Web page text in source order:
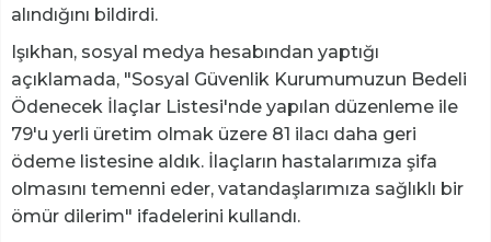
alındığını bildirdi.
Işıkhan, sosyal medya hesabından yaptığı
açıklamada, "Sosyal Güvenlik Kurumumuzun Bedeli
Ödenecek İlaçlar Listesi'nde yapılan düzenleme ile
79'u yerli üretim olmak üzere 81 ilacı daha geri
ödeme listesine aldık. İlaçların hastalarımıza şifa
olmasını temenni eder, vatandaşlarımıza sağlıklı bir
ömür dilerim" ifadelerini kullandı.